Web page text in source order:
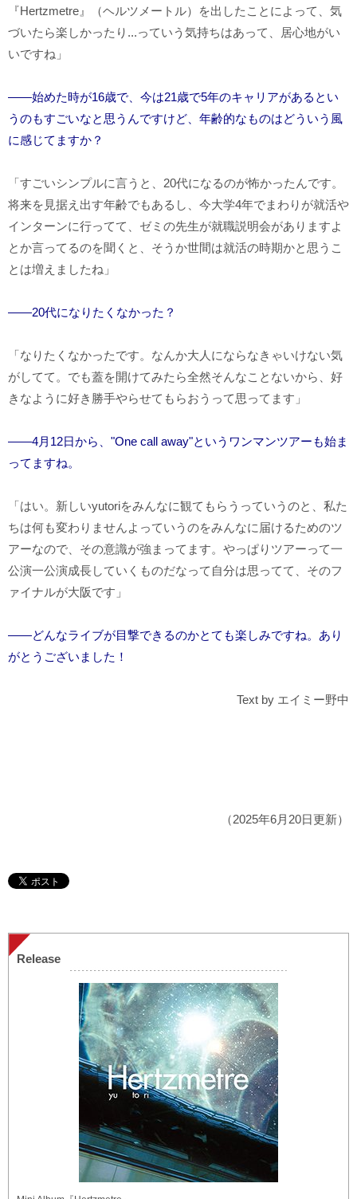
『Hertzmetre』（ヘルツメートル）を出したことによって、気
づいたら楽しかったり...っていう気持ちはあって、居心地がい
いですね」
――始めた時が16歳で、今は21歳で5年のキャリアがあるとい
うのもすごいなと思うんですけど、年齢的なものはどういう風
に感じてますか？
「すごいシンプルに言うと、20代になるのが怖かったんです。
将来を見据え出す年齢でもあるし、今大学4年でまわりが就活や
インターンに行ってて、ゼミの先生が就職説明会がありますよ
とか言ってるのを聞くと、そうか世間は就活の時期かと思うこ
とは増えましたね」
――20代になりたくなかった？
「なりたくなかったです。なんか大人にならなきゃいけない気
がしてて。でも蓋を開けてみたら全然そんなことないから、好
きなように好き勝手やらせてもらおうって思ってます」
――4月12日から、"One call away"というワンマンツアーも始ま
ってますね。
「はい。新しいyutoriをみんなに観てもらうっていうのと、私た
ちは何も変わりませんよっていうのをみんなに届けるためのツ
アーなので、その意識が強まってます。やっぱりツアーって一
公演一公演成長していくものだなって自分は思ってて、そのフ
ァイナルが大阪です」
――どんなライブが目撃できるのかとても楽しみですね。あり
がとうございました！
Text by エイミー野中
（2025年6月20日更新）
Release